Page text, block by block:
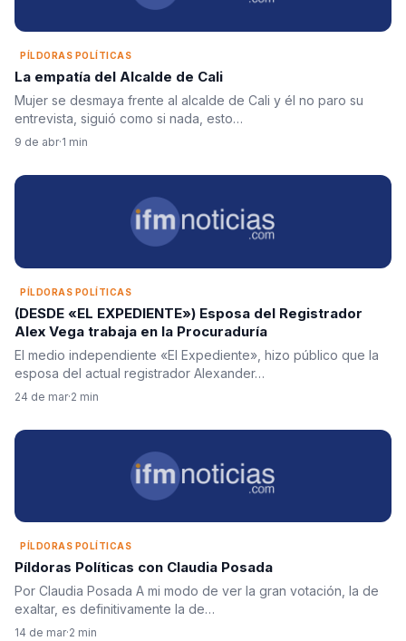
PÍLDORAS POLÍTICAS
La empatía del Alcalde de Cali
Mujer se desmaya frente al alcalde de Cali y él no paro su
entrevista, siguió como si nada, esto…
9 de abr·1 min
PÍLDORAS POLÍTICAS
(DESDE «EL EXPEDIENTE») Esposa del Registrador
Alex Vega trabaja en la Procuraduría
El medio independiente «El Expediente», hizo público que la
esposa del actual registrador Alexander…
24 de mar·2 min
PÍLDORAS POLÍTICAS
Píldoras Políticas con Claudia Posada
Por Claudia Posada A mi modo de ver la gran votación, la de
exaltar, es definitivamente la de…
14 de mar·2 min